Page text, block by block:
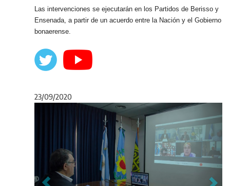
Las intervenciones se ejecutarán en los Partidos de Berisso y
Ensenada, a partir de un acuerdo entre la Nación y el Gobierno
bonaerense.
23/09/2020
Anterior